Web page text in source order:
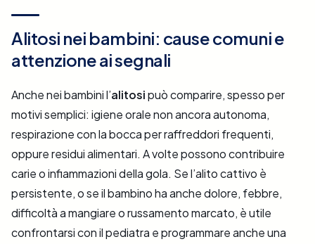
Alitosi nei bambini: cause comuni e
attenzione ai segnali
Anche nei bambini l’alitosipuò comparire, spesso per
motivi semplici: igiene orale non ancora autonoma,
respirazione con la bocca per raffreddori frequenti,
oppure residui alimentari. A volte possono contribuire
carie o infiammazioni della gola. Se l’alito cattivo è
persistente, o se il bambino ha anche dolore, febbre,
difficoltà a mangiare o russamento marcato, è utile
confrontarsi con il pediatra e programmare anche una